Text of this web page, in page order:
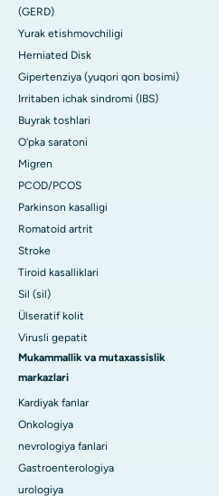
(GERD)
Yurak etishmovchiligi
Herniated Disk
Gipertenziya (yuqori qon bosimi)
Irritaben ichak sindromi (IBS)
Buyrak toshlari
O'pka saratoni
Migren
PCOD/PCOS
Parkinson kasalligi
Romatoid artrit
Stroke
Tiroid kasalliklari
Sil (sil)
Ülseratif kolit
Virusli gepatit
Mukammallik va mutaxassislik
markazlari
Kardiyak fanlar
Onkologiya
nevrologiya fanlari
Gastroenterologiya
urologiya